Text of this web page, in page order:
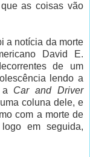
as coisas vão
a notícia da morte
David E.
de um
lendo a
a Car and Driver
coluna dele, e
com a morte de
em seguida,